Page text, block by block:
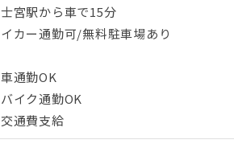
宮駅から車で15分
カー通勤可/無料駐車場あり
通勤OK
イク通勤OK
通費支給